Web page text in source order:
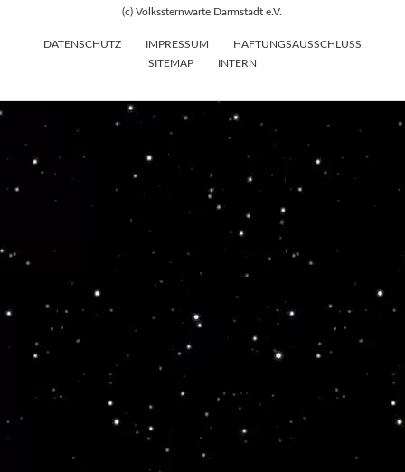
(c) Volkssternwarte Darmstadt e.V.
DATENSCHUTZ IMPRESSUM
HAFTUNGSAUSSCHLUSS
SITEMAP
INTERN